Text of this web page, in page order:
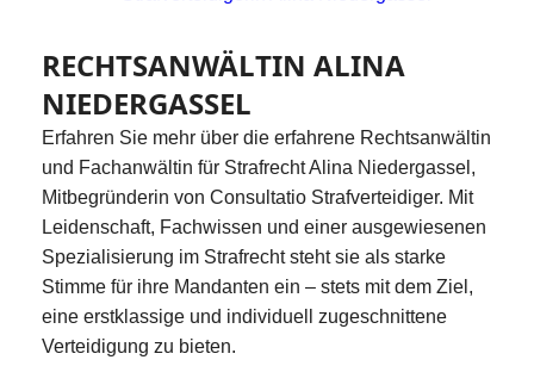
RECHTSANWÄLTIN ALINA
NIEDERGASSEL
Erfahren Sie mehr über die erfahrene Rechtsanwältin
und Fachanwältin für Strafrecht Alina Niedergassel,
Mitbegründerin von Consultatio Strafverteidiger. Mit
Leidenschaft, Fachwissen und einer ausgewiesenen
Spezialisierung im Strafrecht steht sie als starke
Stimme für ihre Mandanten ein – stets mit dem Ziel,
eine erstklassige und individuell zugeschnittene
Verteidigung zu bieten.